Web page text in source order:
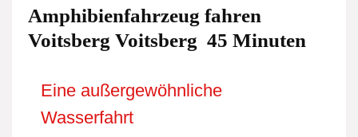
Amphibienfahrzeug fahren
Voitsberg Voitsberg  45 Minuten
Eine außergewöhnliche
Wasserfahrt